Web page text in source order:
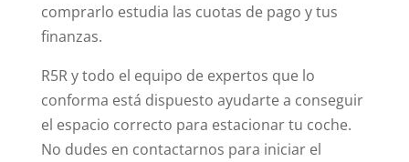
comprarlo estudia las cuotas de pago y tus
finanzas.
R5R y todo el equipo de expertos que lo
conforma está dispuesto ayudarte a conseguir
el espacio correcto para estacionar tu coche.
No dudes en contactarnos para iniciar el